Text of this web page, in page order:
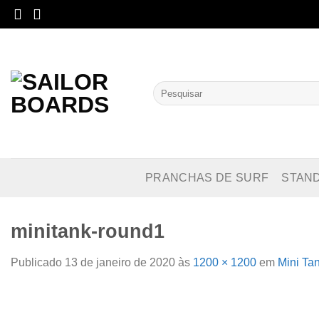
Skip
to
Pesquisar
por:
PRANCHAS DE SURF
minitank-round1
Publicado 13 de janeiro de 2020 às 1200 × 1200 em Mini